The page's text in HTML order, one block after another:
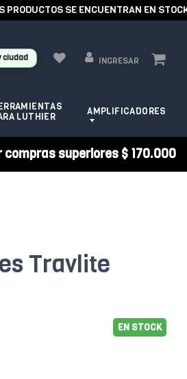
SE ENCUENTRAN EN STOCK -
ciudad INGRESAR
LUTHIER
AMPLIFICADORES
compras superiores $ 170.000
Travlite
EN STOCK